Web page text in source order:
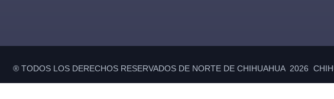
® TODOS LOS DERECHOS RESERVADOS DE NORTE DE CHIHUAHUA 2026